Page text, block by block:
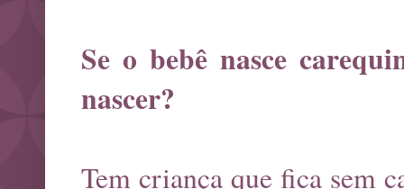
Se o bebê nasce
nascer?
Tem criança que fica sem